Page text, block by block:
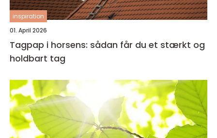
inspiration
01. April 2026
Tagpap i horsens: sådan får du et stærkt og
holdbart tag